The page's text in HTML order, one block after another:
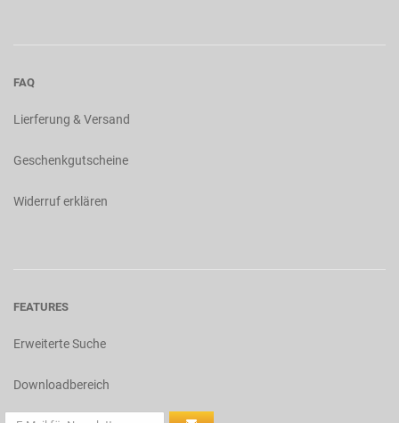
FAQ
Lierferung & Versand
Geschenkgutscheine
Widerruf erklären
FEATURES
Erweiterte Suche
Downloadbereich